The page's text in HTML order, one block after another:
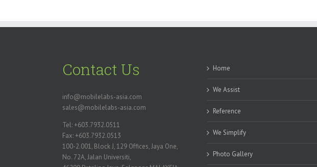
Contact Us
info@mobilelabs-asia.com
sales@mobilelabs-asia.com
Tel: +603.7932.0511
Fax: +603.7932.0513
100-2.001, Block J, 129 Offices, Jaya One,
No. 72A, Jalan Universiti,
Home
We Assist
Reference
We Simplify
Photo Gallery